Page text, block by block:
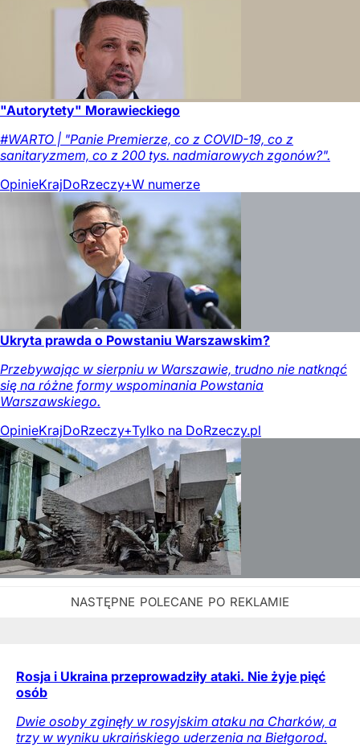
"Autorytety" Morawieckiego
#WARTO | "Panie Premierze, co z COVID-19, co z
sanitaryzmem, co z 200 tys. nadmiarowych zgonów?".
OpinieKrajDoRzeczy+W numerze
Ukryta prawda o Powstaniu Warszawskim?
Przebywając w sierpniu w Warszawie, trudno nie natknąć
się na różne formy wspominania Powstania
Warszawskiego.
OpinieKrajDoRzeczy+Tylko na DoRzeczy.pl
Rosja i Ukraina przeprowadziły ataki. Nie żyje pięć
osób
Dwie osoby zginęły w rosyjskim ataku na Charków, a
trzy w wyniku ukraińskiego uderzenia na Biełgorod.